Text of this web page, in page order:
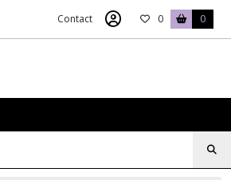
Contact 0 0